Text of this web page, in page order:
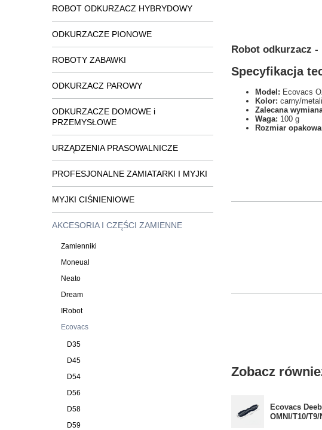
ROBOT ODKURZACZ HYBRYDOWY
ODKURZACZE PIONOWE
ROBOTY ZABAWKI
ODKURZACZ PAROWY
ODKURZACZE DOMOWE i
PRZEMYSŁOWE
URZĄDZENIA PRASOWALNICZE
PROFESJONALNE ZAMIATARKI I MYJKI
MYJKI CIŚNIENIOWE
AKCESORIA I CZĘŚCI ZAMIENNE
Zamienniki
Moneual
Neato
Dream
IRobot
Ecovacs
D35
D45
D54
D56
D58
D59
Robot odkurzacz -
Specyfikacja
Model: Ecovacs
Kolor: carny/
Zalecana
Waga: 100 g
Rozmiar
Zobacz
Ecovacs
OMNI/T10/